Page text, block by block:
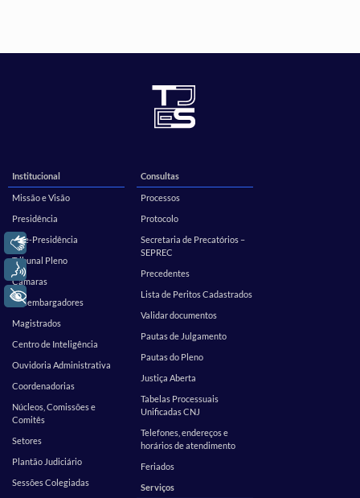
Institucional
Missão e Visão
Presidência
Vice-Presidência
Tribunal Pleno
Câmaras
Desembargadores
Magistrados
Centro de Inteligência
Ouvidoria Administrativa
Coordenadorias
Núcleos, Comissões e
Comitês
Setores
Plantão Judiciário
Sessões Colegiadas
Consultas
Processos
Protocolo
Secretaria de Precatórios –
SEPREC
Precedentes
Lista de Peritos Cadastrados
Validar documentos
Pautas de Julgamento
Pautas do Pleno
Justiça Aberta
Tabelas Processuais
Unificadas CNJ
Telefones, endereços e
horários de atendimento
Feriados
Serviços
Libras
Voz
+ Acessibilidade